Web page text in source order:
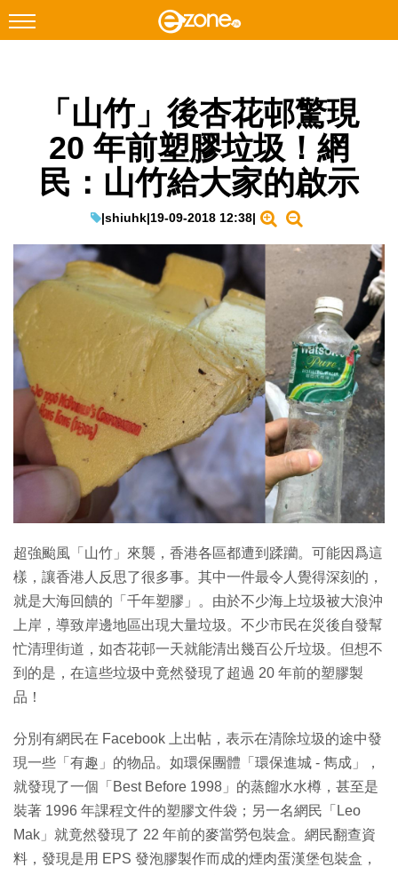
Facebook Instagram
科技焦點
網絡生活
教學評測
EduTech
IT Times
生成式AI與雲端應用
Enterprise Digital Transformation
「山竹」後杏花邨驚現
20 年前塑膠垃圾！網
民：山竹給大家的啟示
|shiuhk|19-09-2018 12:38|
超強颱風「山竹」來襲，香港各區都遭到蹂躪。可能因爲這
樣，讓香港人反思了很多事。其中一件最令人覺得深刻的，
就是大海回饋的「千年塑膠」。由於不少海上垃圾被大浪沖
上岸，導致岸邊地區出現大量垃圾。不少市民在災後自發幫
忙清理街道，如杏花邨一天就能清出幾百公斤垃圾。但想不
到的是，在這些垃圾中竟然發現了超過 20 年前的塑膠製
品！
分別有網民在 Facebook 上出帖，表示在清除垃圾的途中發
現一些「有趣」的物品。如環保團體「環保進城 - 雋成」，
就發現了一個「Best Before 1998」的蒸餾水水樽，甚至是
裝著 1996 年課程文件的塑膠文件袋；另一名網民「Leo
Mak」就竟然發現了 22 年前的麥當勞包裝盒。網民翻查資
料，發現是用 EPS 發泡膠製作而成的煙肉蛋漢堡包裝盒，